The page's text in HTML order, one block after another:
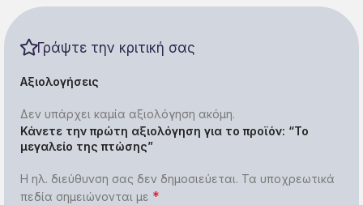
Γράψτε την κριτική σας
Αξιολογήσεις
Δεν υπάρχει καμία αξιολόγηση ακόμη.
Κάνετε την πρώτη αξιολόγηση για το προϊόν: “Το
μεγαλείο της πτώσης”
Η ηλ. διεύθυνση σας δεν δημοσιεύεται. Τα υποχρεωτικά
πεδία σημειώνονται με *